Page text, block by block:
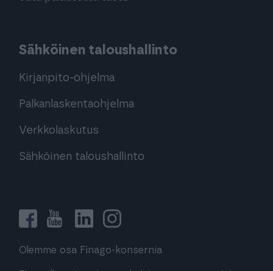
Sähköinen taloushallinto
Kirjanpito-ohjelma
Palkanlaskentaohjelma
Verkkolaskutus
Sähköinen taloushallinto
Olemme osa Finago-konsernia